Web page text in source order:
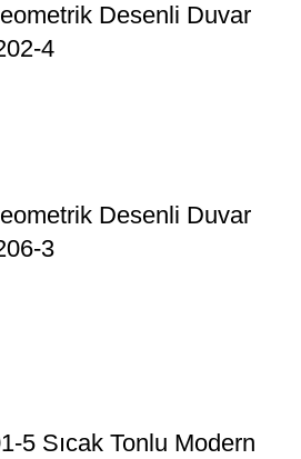
Desenli Duvar
4
Desenli Duvar
3
5 Sıcak Tonlu Modern